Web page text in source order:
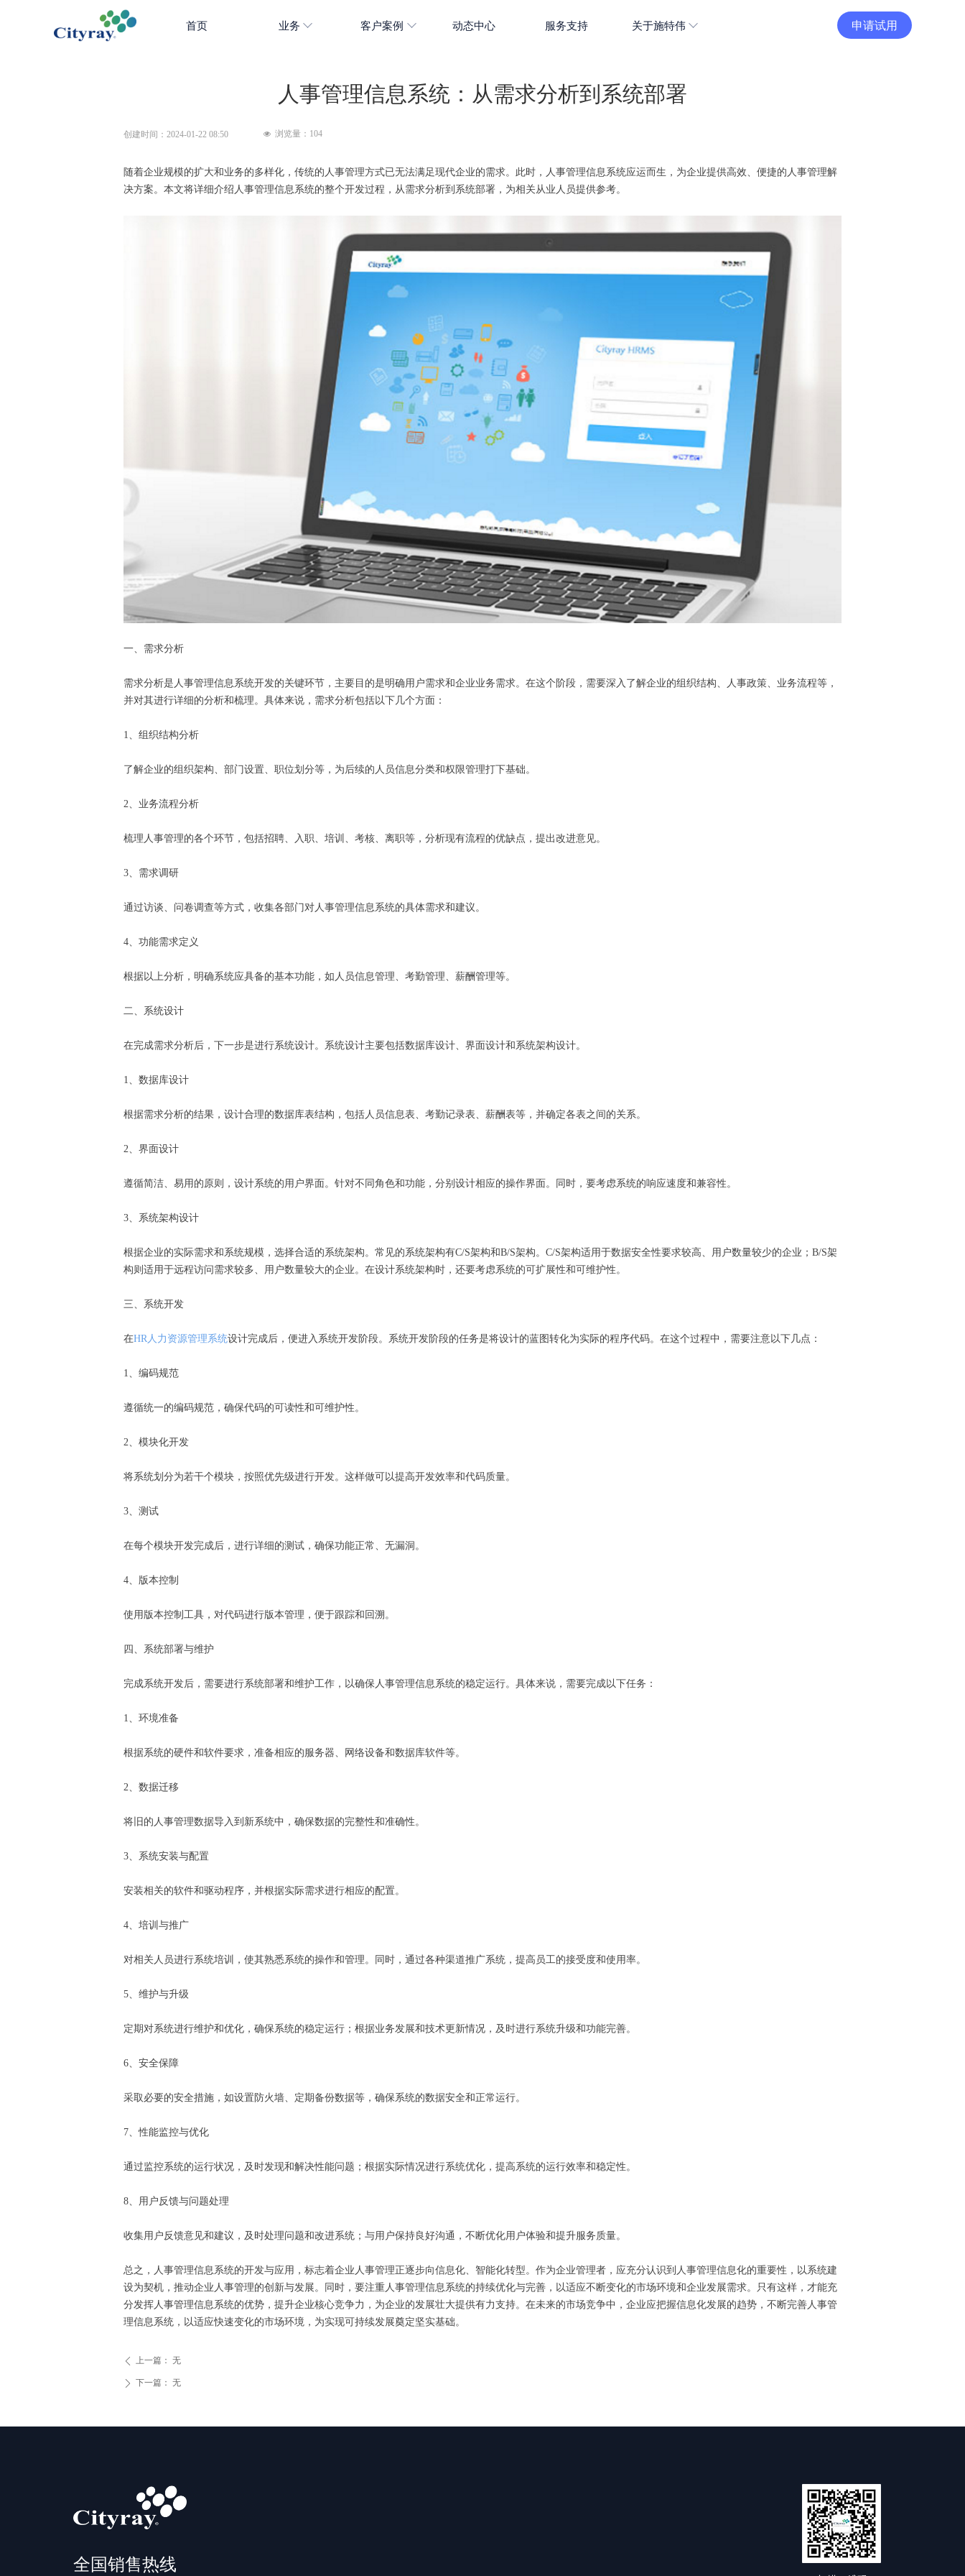
首页 业务 客户案例 动态中心 服务支持 关于施特伟 申请试用
人事管理信息系统：从需求分析到系统部署
随着企业规模的扩大和业务的多样化，传统的人事管理方式已无法满足现代企业的需求。此时，人事管理信息系统应运而生，为企业提供高效、便捷的人事管理解
决方案。本文将详细介绍人事管理信息系统的整个开发过程，从需求分析到系统部署，为相关从业人员提供参考。
一、需求分析
需求分析是人事管理信息系统开发的关键环节，主要目的是明确用户需求和企业业务需求。在这个阶段，需要深入了解企业的组织结构、人事政策、业务流程等，
并对其进行详细的分析和梳理。具体来说，需求分析包括以下几个方面：
1、组织结构分析
了解企业的组织架构、部门设置、职位划分等，为后续的人员信息分类和权限管理打下基础。
2、业务流程分析
梳理人事管理的各个环节，包括招聘、入职、培训、考核、离职等，分析现有流程的优缺点，提出改进意见。
3、需求调研
通过访谈、问卷调查等方式，收集各部门对人事管理信息系统的具体需求和建议。
4、功能需求定义
根据以上分析，明确系统应具备的基本功能，如人员信息管理、考勤管理、薪酬管理等。
二、系统设计
在完成需求分析后，下一步是进行系统设计。系统设计主要包括数据库设计、界面设计和系统架构设计。
1、数据库设计
根据需求分析的结果，设计合理的数据库表结构，包括人员信息表、考勤记录表、薪酬表等，并确定各表之间的关系。
2、界面设计
遵循简洁、易用的原则，设计系统的用户界面。针对不同角色和功能，分别设计相应的操作界面。同时，要考虑系统的响应速度和兼容性。
3、系统架构设计
根据企业的实际需求和系统规模，选择合适的系统架构。常见的系统架构有C/S架构和B/S架构。C/S架构适用于数据安全性要求较高、用户数量较少的企业；B/S架
构则适用于远程访问需求较多、用户数量较大的企业。在设计系统架构时，还要考虑系统的可扩展性和可维护性。
三、系统开发
在HR人力资源管理系统设计完成后，便进入系统开发阶段。系统开发阶段的任务是将设计的蓝图转化为实际的程序代码。在这个过程中，需要注意以下几点：
1、编码规范
遵循统一的编码规范，确保代码的可读性和可维护性。
2、模块化开发
将系统划分为若干个模块，按照优先级进行开发。这样做可以提高开发效率和代码质量。
3、测试
在每个模块开发完成后，进行详细的测试，确保功能正常、无漏洞。
4、版本控制
使用版本控制工具，对代码进行版本管理，便于跟踪和回溯。
四、系统部署与维护
完成系统开发后，需要进行系统部署和维护工作，以确保人事管理信息系统的稳定运行。具体来说，需要完成以下任务：
1、环境准备
根据系统的硬件和软件要求，准备相应的服务器、网络设备和数据库软件等。
2、数据迁移
将旧的人事管理数据导入到新系统中，确保数据的完整性和准确性。
3、系统安装与配置
安装相关的软件和驱动程序，并根据实际需求进行相应的配置。
4、培训与推广
对相关人员进行系统培训，使其熟悉系统的操作和管理。同时，通过各种渠道推广系统，提高员工的接受度和使用率。
5、维护与升级
定期对系统进行维护和优化，确保系统的稳定运行；根据业务发展和技术更新情况，及时进行系统升级和功能完善。
6、安全保障
采取必要的安全措施，如设置防火墙、定期备份数据等，确保系统的数据安全和正常运行。
7、性能监控与优化
通过监控系统的运行状况，及时发现和解决性能问题；根据实际情况进行系统优化，提高系统的运行效率和稳定性。
8、用户反馈与问题处理
收集用户反馈意见和建议，及时处理问题和改进系统；与用户保持良好沟通，不断优化用户体验和提升服务质量。
总之，人事管理信息系统的开发与应用，标志着企业人事管理正逐步向信息化、智能化转型。作为企业管理者，应充分认识到人事管理信息化的重要性，以系统建
设为契机，推动企业人事管理的创新与发展。同时，要注重人事管理信息系统的持续优化与完善，以适应不断变化的市场环境和企业发展需求。只有这样，才能充
分发挥人事管理信息系统的优势，提升企业核心竞争力，为企业的发展壮大提供有力支持。在未来的市场竞争中，企业应把握信息化发展的趋势，不断完善人事管
理信息系统，以适应快速变化的市场环境，为实现可持续发展奠定坚实基础。
ꄴ 上一篇： 无
ꄲ 下一篇： 无
创建时间： 2024-01-22 08:50 넶 浏览量： 104
全国销售热线